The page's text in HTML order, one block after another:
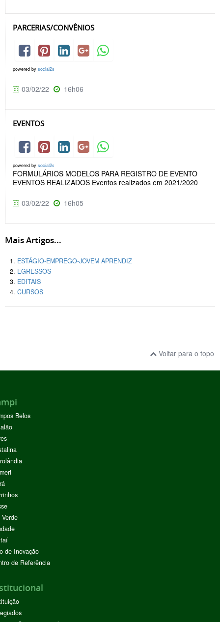
PARCERIAS/CONVÊNIOS
powered by social2s
03/02/22 16h06
EVENTOS
powered by social2s
FORMULÁRIOS MODELOS PARA REGISTRO DE EVENTO
EVENTOS REALIZADOS Eventos realizados em 2021/2020
03/02/22 16h05
Mais Artigos...
ESTÁGIO-EMPREGO-JOVEM APRENDIZ
EGRESSOS
EDITAIS
CURSOS
Voltar para o topo
Belos
de Inovação
de Referência